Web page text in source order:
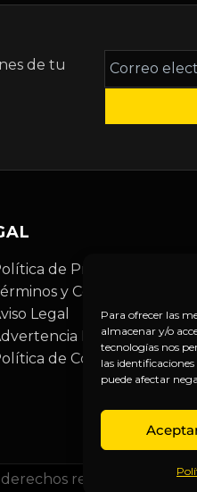
Para ofrecer las
almacenar y/o
tecnologías nos
las
puede afectar
de tu
Correo
electrónico
*
de Privacidad
y Condiciones
Legal
Financiera
de Cookies
reservados.